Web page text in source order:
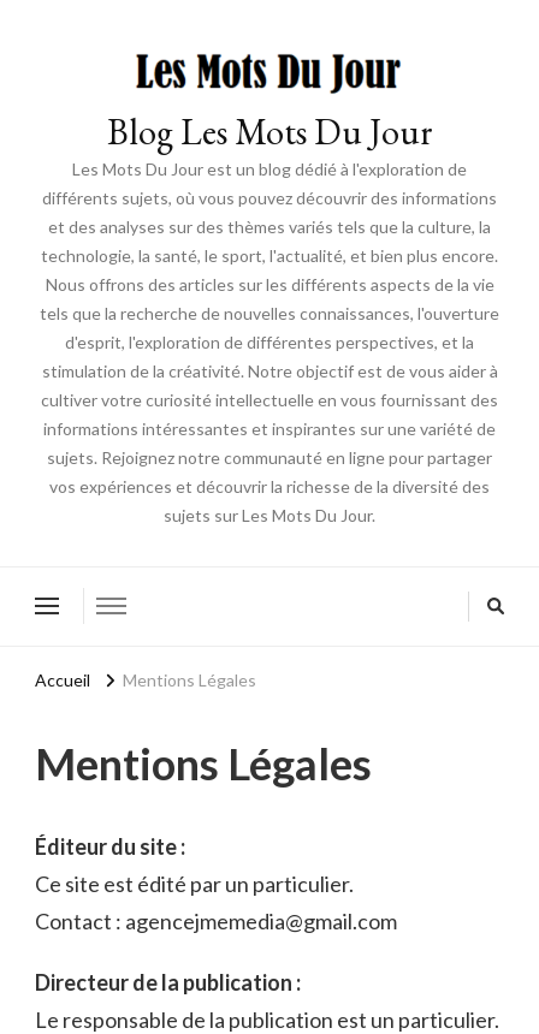
Blog Les Mots Du Jour
Les Mots Du Jour est un blog dédié à l'exploration de
différents sujets, où vous pouvez découvrir des informations
et des analyses sur des thèmes variés tels que la culture, la
technologie, la santé, le sport, l'actualité, et bien plus encore.
Nous offrons des articles sur les différents aspects de la vie
tels que la recherche de nouvelles connaissances, l'ouverture
d'esprit, l'exploration de différentes perspectives, et la
stimulation de la créativité. Notre objectif est de vous aider à
cultiver votre curiosité intellectuelle en vous fournissant des
informations intéressantes et inspirantes sur une variété de
sujets. Rejoignez notre communauté en ligne pour partager
vos expériences et découvrir la richesse de la diversité des
sujets sur Les Mots Du Jour.
Accueil Mentions Légales
Mentions Légales
Éditeur du site :
Ce site est édité par un particulier.
Contact : agencejmemedia@gmail.com
Directeur de la publication :
Le responsable de la publication est un particulier.